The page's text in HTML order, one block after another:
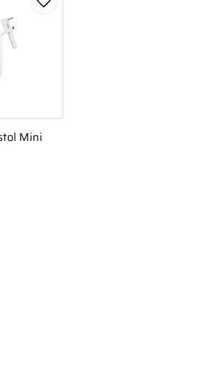
Mini
Lägg till i favoriter